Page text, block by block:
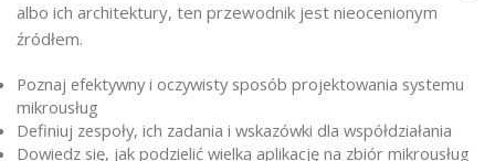
albo ich architektury, ten przewodnik jest nieocenionym
źródłem.
Poznaj efektywny i oczywisty sposób projektowania systemu
mikrousług
Definiuj zespoły, ich zadania i wskazówki dla współdziałania
Dowiedz się, jak podzielić wielką aplikację na zbiór mikrousług